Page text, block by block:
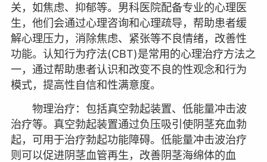
关，如焦虑、抑郁等。男科医院配备专业的心理医
生，他们会通过心理咨询和心理疏导，帮助患者缓
解心理压力，消除焦虑、紧张等不良情绪，改善性
功能。认知行为疗法(CBT)是常用的心理治疗方法之
一，通过帮助患者认识和改变不良的性观念和行为
模式，提高性自信和性满意度。
物理治疗：包括真空勃起装置、低能量冲击波
治疗等。真空勃起装置通过负压吸引使阴茎充血勃
起，可用于治疗勃起功能障碍。低能量冲击波治疗
则可以促进阴茎血管再生，改善阴茎海绵体的血